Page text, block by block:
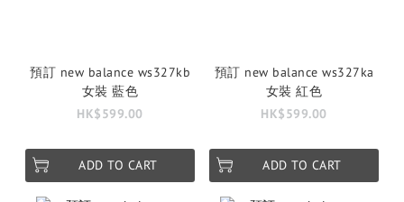
預訂 new balance ws327kb
女裝 藍色
HK$599.00
ADD TO CART
預訂 new balance ws327ka
女裝 紅色
HK$599.00
ADD TO CART